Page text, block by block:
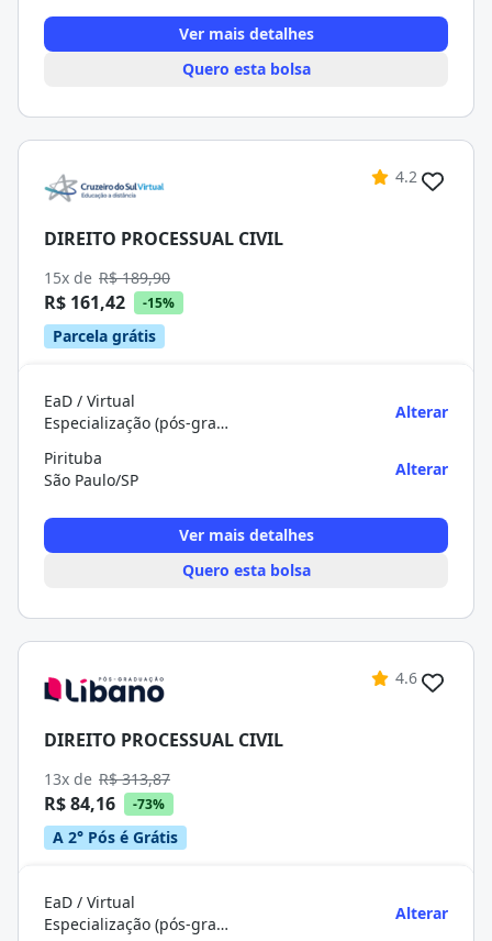
Ver mais detalhes
Quero esta bolsa
4.2
DIREITO PROCESSUAL CIVIL
15x de R$ 189,90
R$ 161,42 -15%
Parcela grátis
EaD / Virtual
Especialização (pós-graduação)
Alterar
Pirituba
São Paulo/SP
Alterar
Ver mais detalhes
Quero esta bolsa
4.6
DIREITO PROCESSUAL CIVIL
13x de R$ 313,87
R$ 84,16 -73%
A 2° Pós é Grátis
EaD / Virtual
Especialização (pós-graduação)
Alterar